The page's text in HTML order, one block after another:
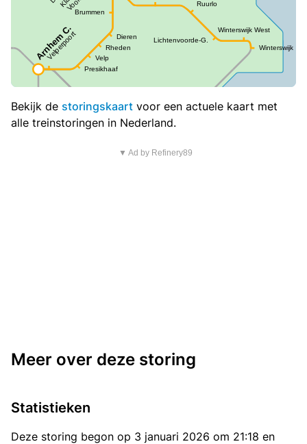
Bekijk de storingskaart voor een actuele kaart met
alle treinstoringen in Nederland.
▼ Ad by Refinery89
Meer over deze storing
Statistieken
Deze storing begon op 3 januari 2026 om 21:18 en